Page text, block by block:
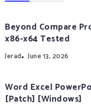
Beyond Compare
x86-x64 Tested
Jerad June 13, 2026
Word Excel
[Patch] [Windows]